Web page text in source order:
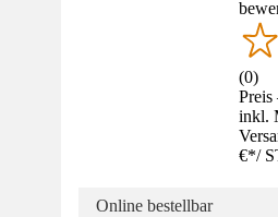
(0)
inkl.
€*/
Online bestellbar